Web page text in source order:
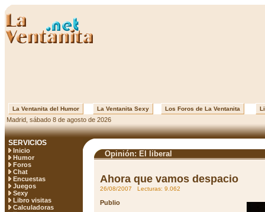
La Ventanita del Humor La Ventanita Sexy Los Foros de La Ventanita
Madrid, sábado 8 de agosto de 2026
SERVICIOS
Inicio
Humor
Foros
Chat
Encuestas
Juegos
Sexy
Libro visitas
Calculadoras
Opinión: El liberal
Ahora que vamos despacio
26/08/2007 Lecturas: 9.062
Publio